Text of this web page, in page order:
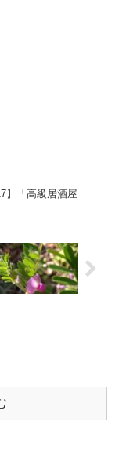
】「高級居酒屋